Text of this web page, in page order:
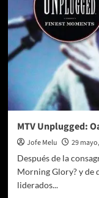
MTV Unplugged:
Jofe Melu 29
Después de la
Morning Glory? y de
liderados...